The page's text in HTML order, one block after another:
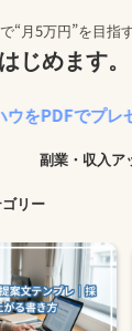
“月5万円”を目指
じめます。
ゼント中！
副業・収入ア
リー